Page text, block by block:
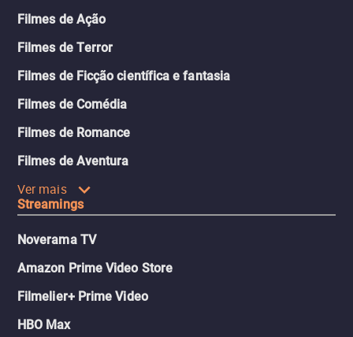
Filmes de Ação
Filmes de Terror
Filmes de Ficção científica e fantasia
Filmes de Comédia
Filmes de Romance
Filmes de Aventura
Ver mais
Streamings
Noverama TV
Amazon Prime Video Store
Filmelier+ Prime Video
HBO Max